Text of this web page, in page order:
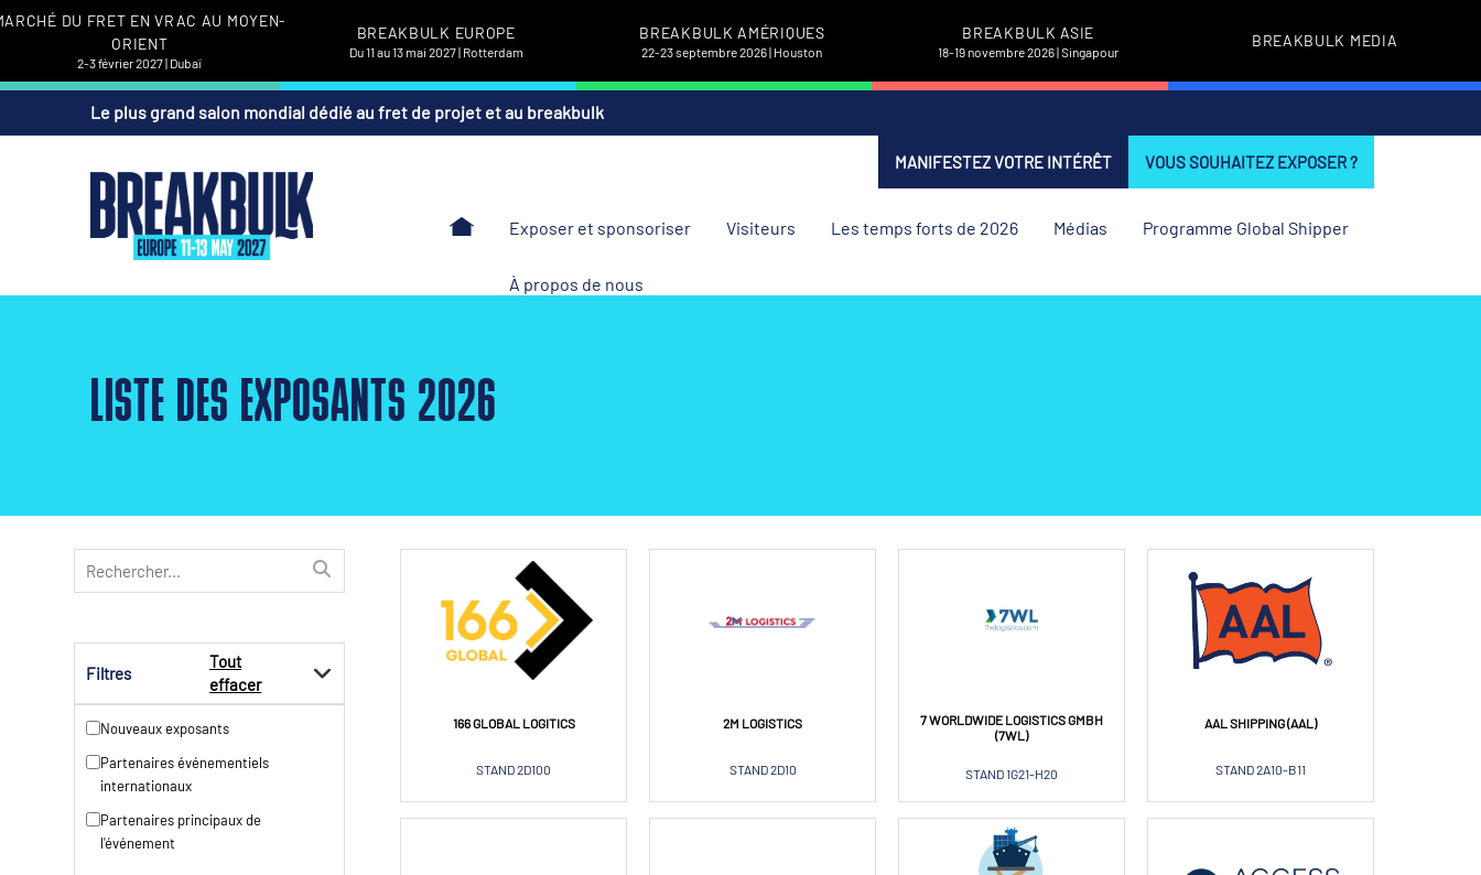
DU FRET EN VRAC AU MOYEN-
ORIENT
2-3 février 2027 | Dubaï
BREAKBULK EUROPE
Du 11 au 13 mai 2027 | Rotterdam
BREAKBULK AMÉRIQUES
22-23 septembre 2026 | Houston
BREAKBULK ASIE
18-19 novembre 2026 | Singapour
BREAKBULK MEDIA
Le plus grand salon mondial dédié au fret de projet et au breakbulk
MANIFESTEZ VOTRE INTÉRÊT VOUS SOUHAITEZ EXPOSER ?
Exposer et sponsoriser Visiteurs Les temps forts de 2026 Médias Programme Global Shipper
À propos de nous
LISTE DES EXPOSANTS 2026
Filtres
Tout
effacer
Nouveaux exposants
Partenaires événementiels
internationaux
Partenaires principaux de
l'événement
166 GLOBAL LOGITICS
STAND 2D100
2M LOGISTICS
STAND 2D10
7 WORLDWIDE LOGISTICS GMBH
(7WL)
STAND 1G21-H20
AAL SHIPPING (AAL)
STAND 2A10-B11